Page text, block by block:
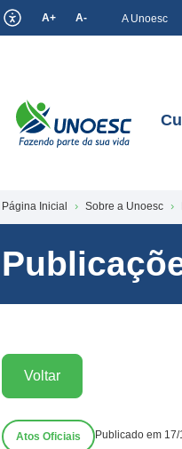
A+ A- A Unoesc
Página Inicial Sobre a Unoesc
Voltar
Atos Oficiais Publicado em 17/